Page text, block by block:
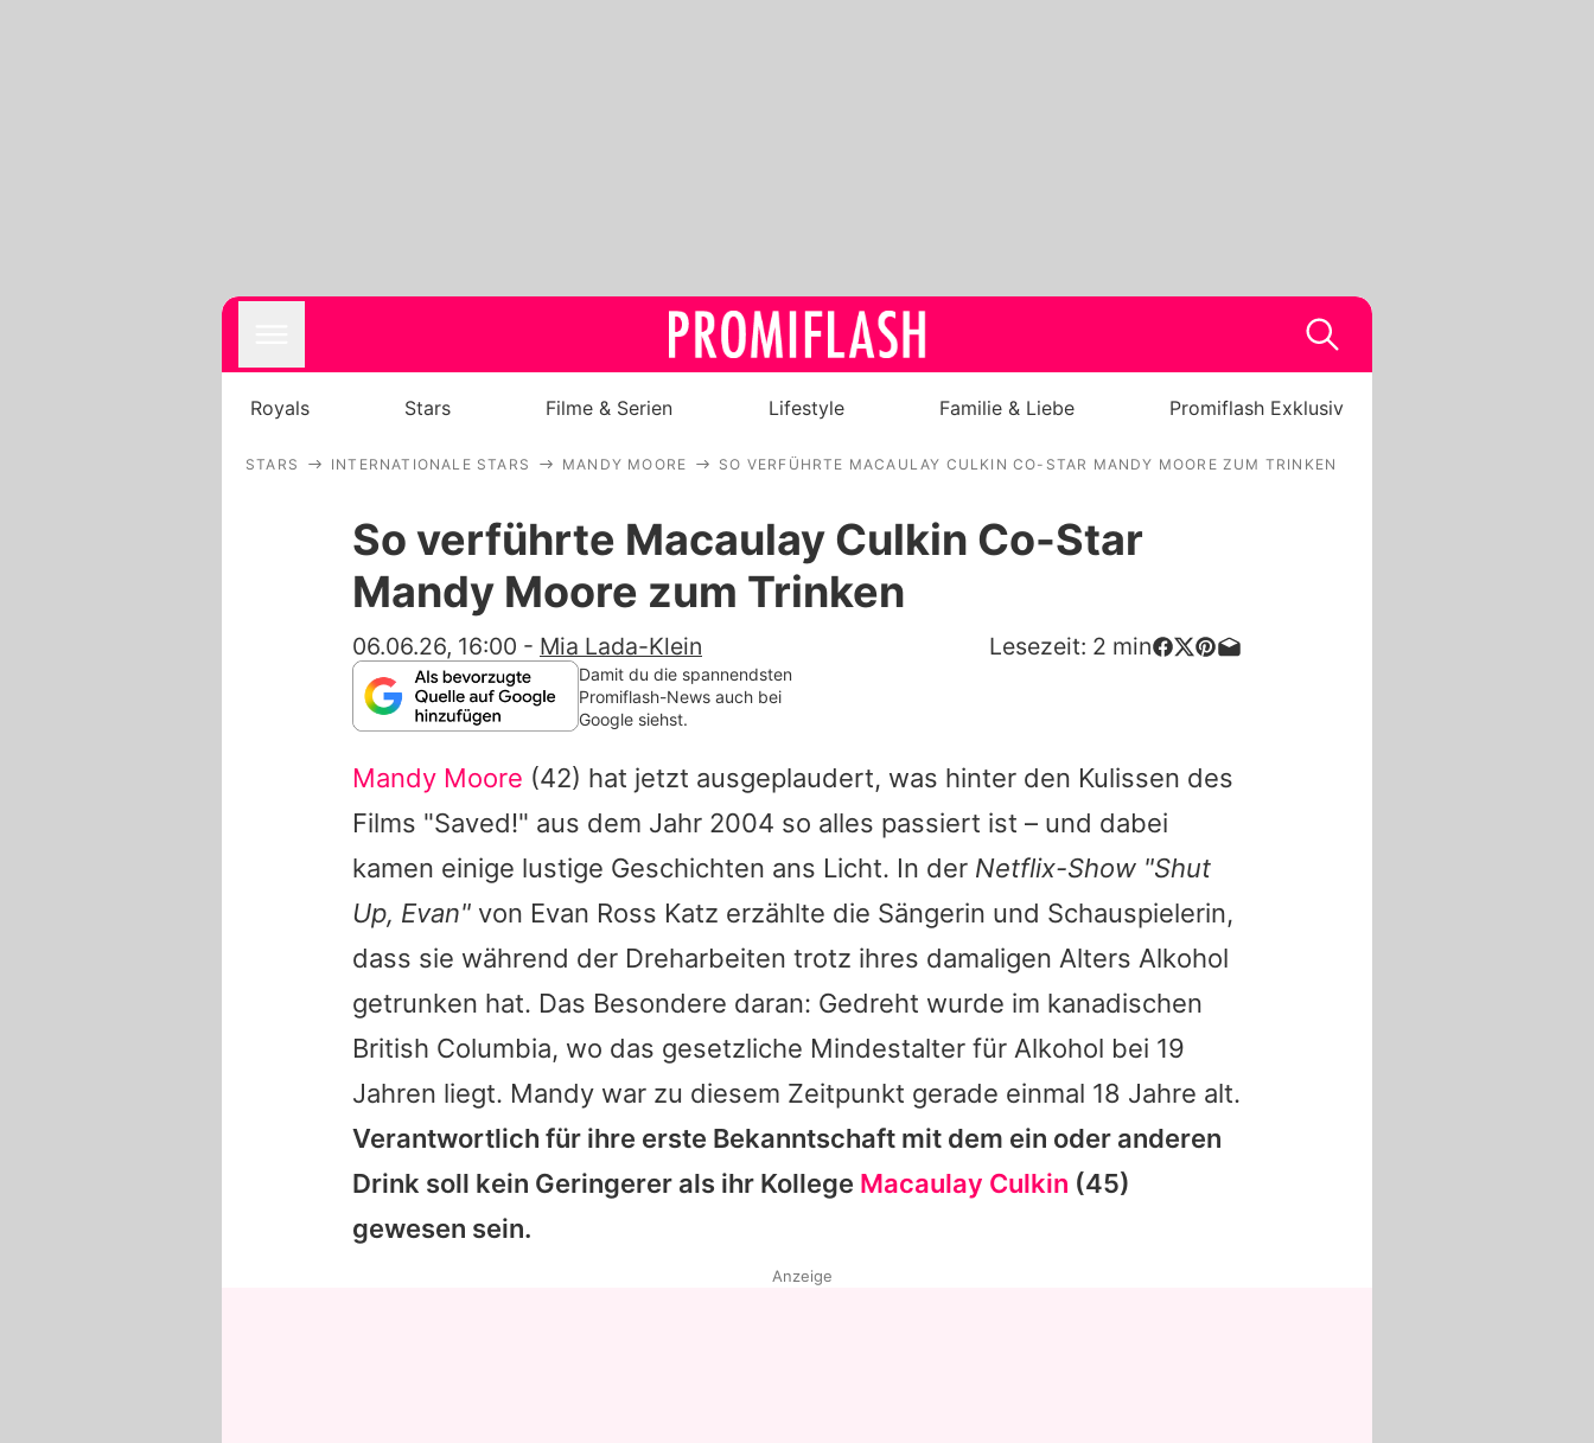
Royals
Stars
Filme & Serien
Familie & Liebe
Alle Themen auf Promiflash
App runterladen
Team
Redaktionelle Richtlinien
Impressum
Datenschutzerklärung
Nutzungsbedingungen
Utiq verwalten
Royals Stars Filme & Serien Lifestyle Familie & Liebe Promiflash Exklusiv
STARS INTERNATIONALE STARS MANDY MOORE SO VERFÜHRTE MACAULAY CULKIN CO-STAR MANDY MOORE ZUM TRINKEN
So verführte Macaulay Culkin Co-Star
Mandy Moore zum Trinken
06.06.26, 16:00 - Mia Lada-Klein Lesezeit: 2 min
Damit du die spannendsten
Promiflash-News auch bei
Google siehst.
Mandy Moore (42) hat jetzt ausgeplaudert, was hinter den Kulissen des
Films "Saved!" aus dem Jahr 2004 so alles passiert ist – und dabei
kamen einige lustige Geschichten ans Licht. In der Netflix-Show "Shut
Up, Evan" von Evan Ross Katz erzählte die Sängerin und Schauspielerin,
dass sie während der Dreharbeiten trotz ihres damaligen Alters Alkohol
getrunken hat. Das Besondere daran: Gedreht wurde im kanadischen
British Columbia, wo das gesetzliche Mindestalter für Alkohol bei 19
Jahren liegt. Mandy war zu diesem Zeitpunkt gerade einmal 18 Jahre alt.
Verantwortlich für ihre erste Bekanntschaft mit dem ein oder anderen
Drink soll kein Geringerer als ihr Kollege Macaulay Culkin (45)
gewesen sein.
Anzeige